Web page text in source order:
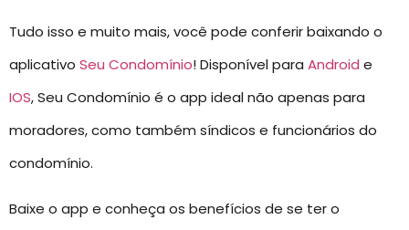
Tudo isso e muito mais, você pode conferir baixando o
aplicativo Seu Condomínio! Disponível para Android e
IOS, Seu Condomínio é o app ideal não apenas para
moradores, como também síndicos e funcionários do
condomínio.
Baixe o app e conheça os benefícios de se ter o